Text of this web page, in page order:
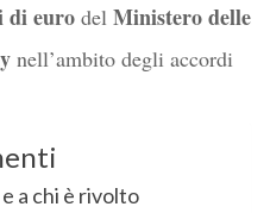
di eurodel Ministero delle
nell’ambito degli accordi
a chi è rivolto